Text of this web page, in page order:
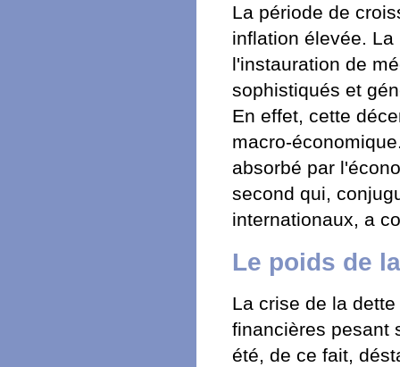
La période de
inflation élevée.
l'instauration de
sophistiqués et
En effet, cette
macro-
absorbé par
second qui,
internationaux, a
Le poids de
La crise de la
financières pesant
été, de ce fait,